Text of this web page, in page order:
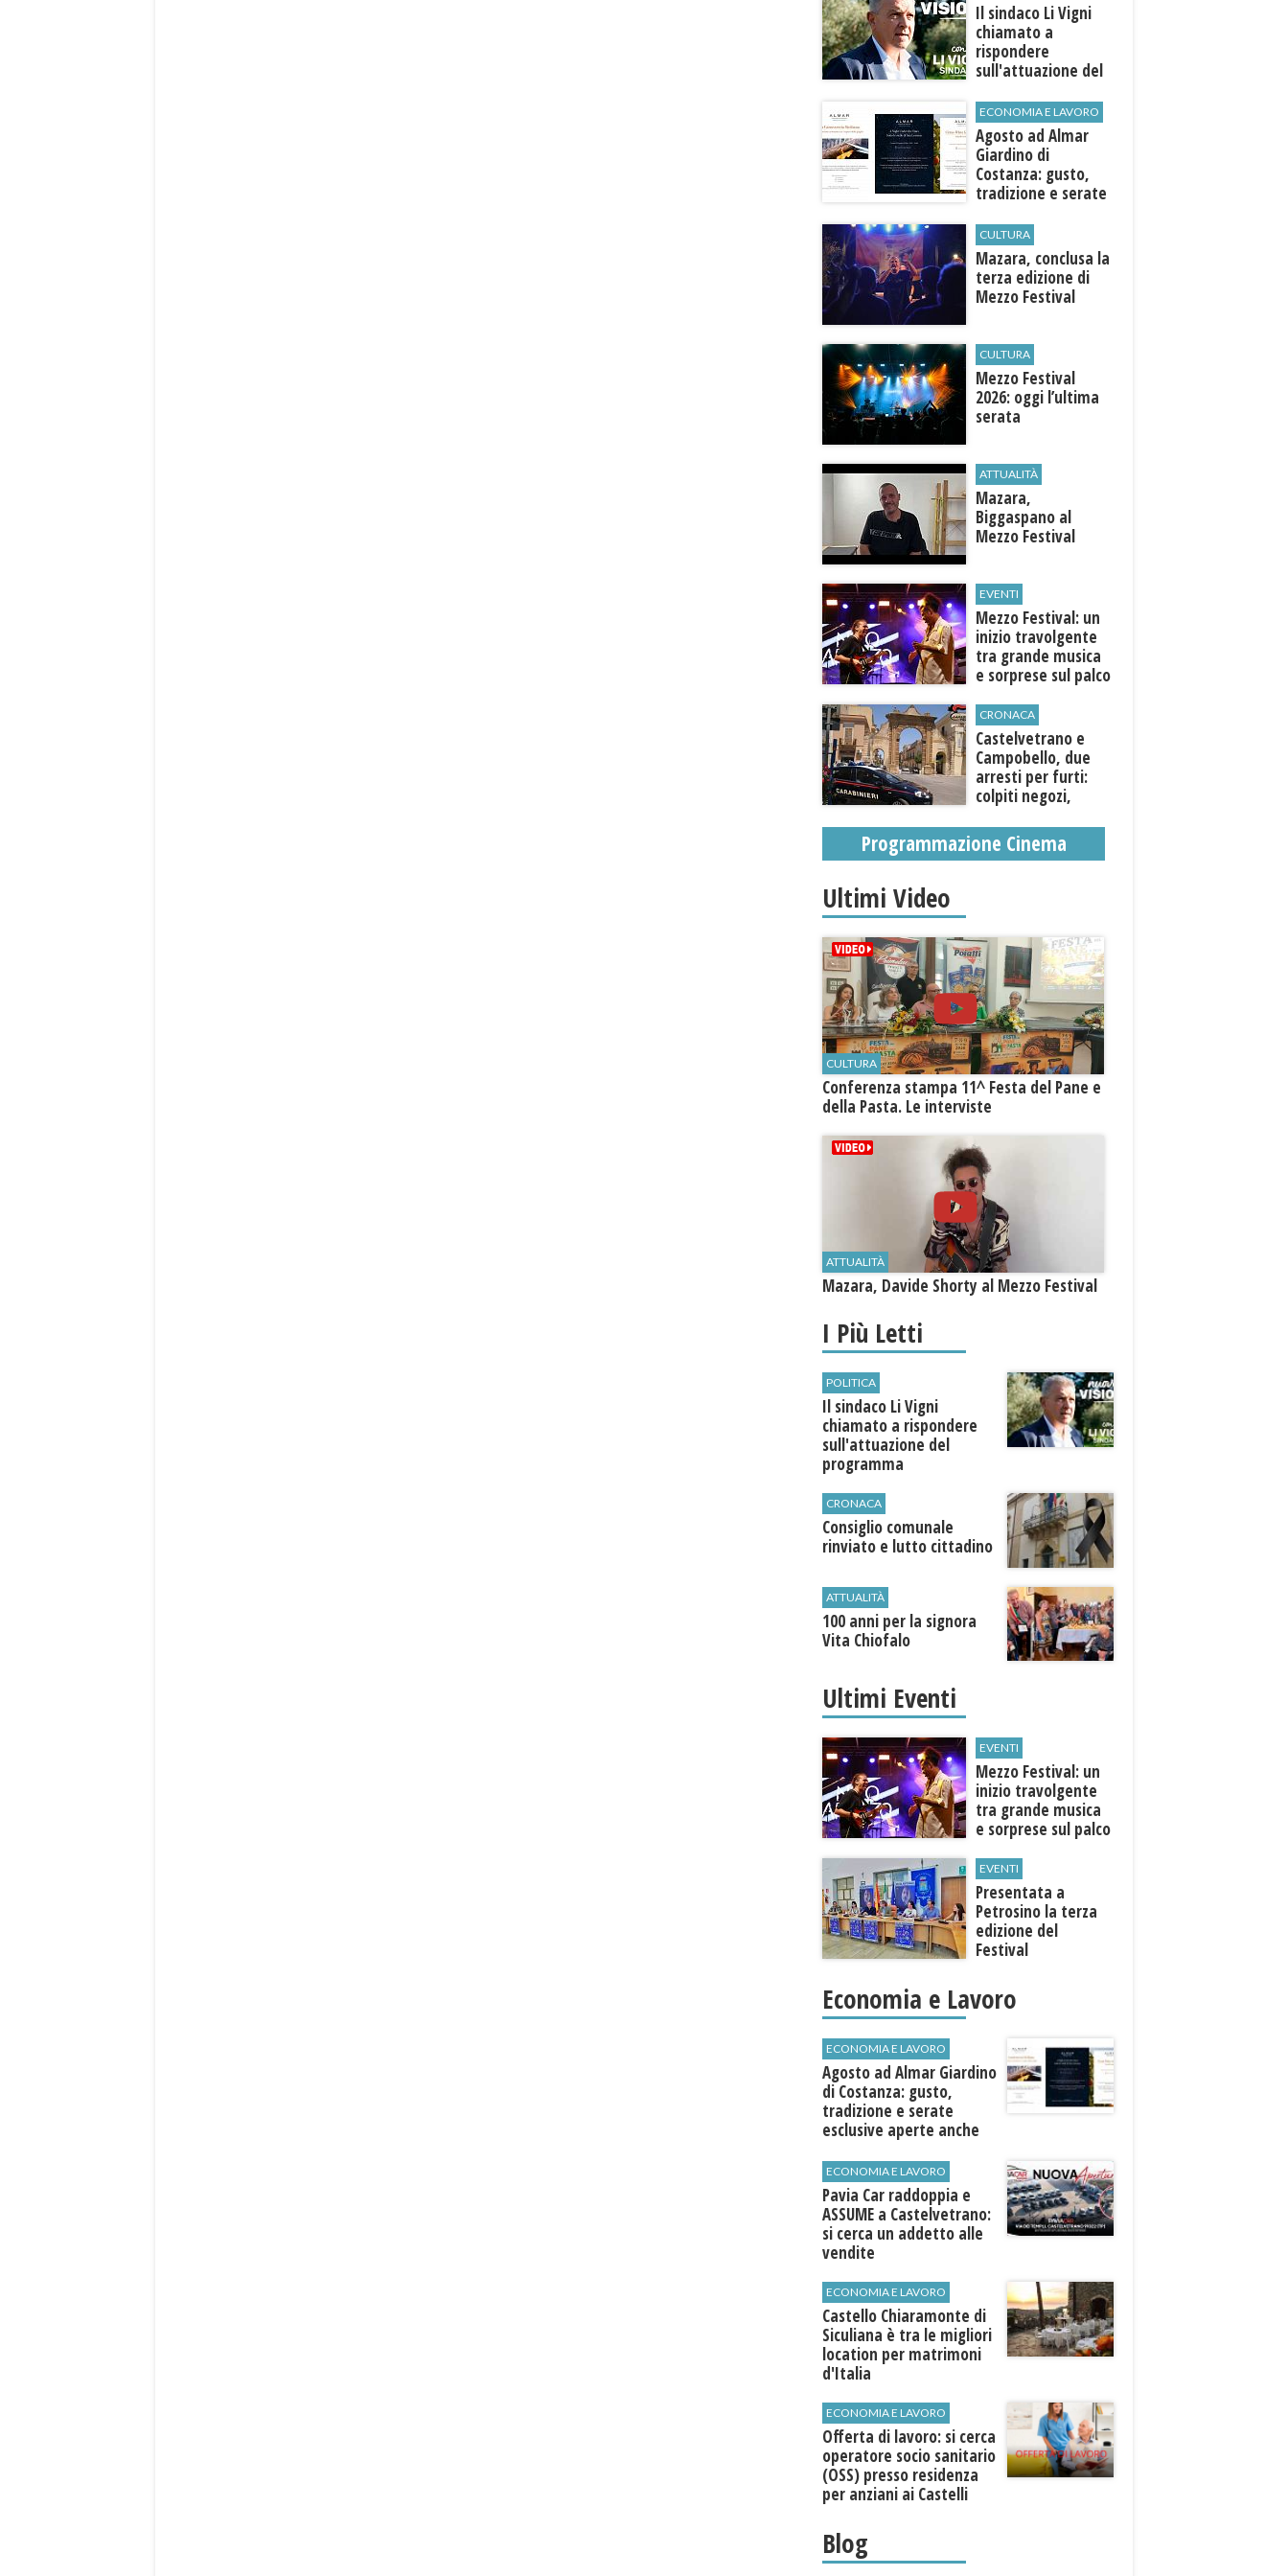
Il sindaco Li Vigni
chiamato a
rispondere
sull'attuazione del
ECONOMIA E LAVORO
Agosto ad Almar
Giardino di
Costanza: gusto,
tradizione e serate
anche agli ospiti
esterni
CULTURA
​Mazara, conclusa la
terza edizione di
Mezzo Festival
CULTURA
Mezzo Festival
2026: oggi l’ultima
serata
ATTUALITÀ
Mazara,
Biggaspano al
Mezzo Festival
EVENTI
Mezzo Festival: un
inizio travolgente
tra grande musica
e sorprese sul palco
CRONACA
Castelvetrano e
Campobello, due
arresti per furti:
colpiti negozi,
pubblici
Programmazione Cinema
Ultimi Video
CULTURA
Conferenza stampa 11^ Festa del Pane e
della Pasta. Le interviste
ATTUALITÀ
Mazara, Davide Shorty al Mezzo Festival
I Più Letti
POLITICA
Il sindaco Li Vigni
chiamato a rispondere
sull'attuazione del
programma
CRONACA
Consiglio comunale
rinviato e lutto cittadino
ATTUALITÀ
100 anni per la signora
Vita Chiofalo
Ultimi Eventi
EVENTI
Mezzo Festival: un
inizio travolgente
tra grande musica
e sorprese sul palco
EVENTI
Presentata a
Petrosino la terza
edizione del
Festival
"Voci dal
Economia e Lavoro
ECONOMIA E LAVORO
Agosto ad Almar Giardino
di Costanza: gusto,
tradizione e serate
esclusive aperte anche
ECONOMIA E LAVORO
Pavia Car raddoppia e
ASSUME a Castelvetrano:
si cerca un addetto alle
vendite
ECONOMIA E LAVORO
Castello Chiaramonte di
Siculiana è tra le migliori
location per matrimoni
d'Italia
ECONOMIA E LAVORO
Offerta di lavoro: si cerca
operatore socio sanitario
(OSS) presso residenza
per anziani ai Castelli
Blog